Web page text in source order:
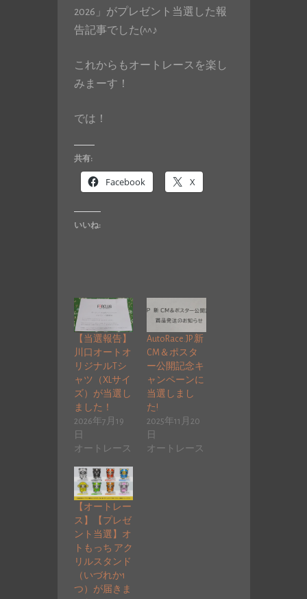
2026」がプレゼント当選した報
告記事でした(^^♪
これからもオートレースを楽し
みまーす！
では！
共有:
Facebook X
いいね:
【当選報告】
川口オートオ
リジナルTシ
ャツ（XLサイ
ズ）が当選し
ました！
2026年7月19
日
オートレース
AutoRace.JP 新
CM＆ポスタ
ー公開記念キ
ャンペーンに
当選しまし
た!
2025年11月20
日
オートレース
【オートレー
ス】【プレゼ
ント当選】オ
トもっち アク
リルスタンド
（いづれか1
つ）が届きま